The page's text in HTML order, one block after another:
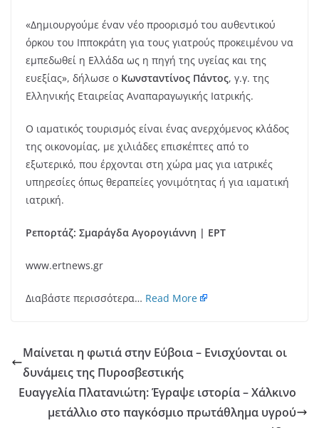
«Δημιουργούμε έναν νέο προορισμό του αυθεντικού
όρκου του Ιπποκράτη για τους γιατρούς προκειμένου να
εμπεδωθεί η Ελλάδα ως η πηγή της υγείας και της
ευεξίας», δήλωσε ο Κωνσταντίνος Πάντος, γ.γ. της
Ελληνικής Εταιρείας Αναπαραγωγικής Ιατρικής.
Ο ιαματικός τουρισμός είναι ένας ανερχόμενος κλάδος
της οικονομίας, με χιλιάδες επισκέπτες από το
εξωτερικό, που έρχονται στη χώρα μας για ιατρικές
υπηρεσίες όπως θεραπείες γονιμότητας ή για ιαματική
ιατρική.
Ρεπορτάζ: Σμαράγδα Αγορογιάννη | ΕΡΤ
www.ertnews.gr
Διαβάστε περισσότερα… Read More
Μαίνεται η φωτιά στην Εύβοια – Ενισχύονται οι
δυνάμεις της Πυροσβεστικής
Ευαγγελία Πλατανιώτη: Έγραψε ιστορία – Χάλκινο
μετάλλιο στο παγκόσμιο πρωτάθλημα υγρού